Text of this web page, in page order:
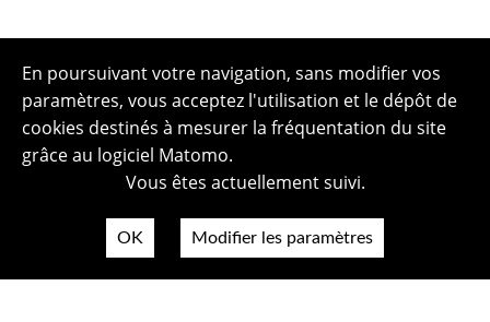
En poursuivant votre navigation, sans modifier vos
paramètres, vous acceptez l'utilisation et le dépôt de
cookies destinés à mesurer la fréquentation du site
grâce au logiciel Matomo.
Vous êtes actuellement suivi.
OK Modifier les paramètres